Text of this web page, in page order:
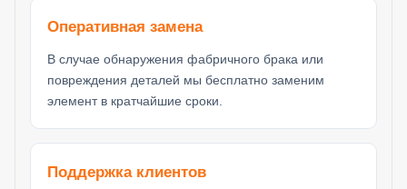
Оперативная замена
В случае обнаружения фабричного брака или
повреждения деталей мы бесплатно заменим
элемент в кратчайшие сроки.
Поддержка клиентов